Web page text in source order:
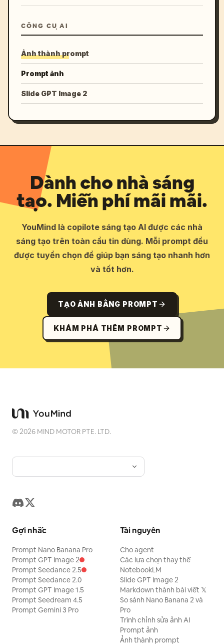
CÔNG CỤ AI
Ảnh thành prompt
Prompt ảnh
Slide GPT Image 2
Dành cho nhà sáng
tạo. Miễn phí mãi mãi.
YouMind là copilote sáng tạo AI được các nhà
sáng tạo trên toàn cầu tin dùng. Mỗi prompt đều
được tuyển chọn để giúp bạn sáng tạo nhanh hơn
và tốt hơn.
TẠO ẢNH BẰNG PROMPT
KHÁM PHÁ THÊM PROMPT
©2026 MIND MOTOR PTE. LTD.
Gợi nhắc
Prompt Nano Banana Pro
Prompt GPT Image 2
Prompt Seedance 2.5
Prompt Seedance 2.0
Prompt GPT Image 1.5
Prompt Seedream 4.5
Prompt Gemini 3 Pro
Tài nguyên
Cho agent
Các lựa chọn thay thế
NotebookLM
Slide GPT Image 2
Markdown thành bài viết 𝕏
So sánh Nano Banana 2 và
Pro
Trình chỉnh sửa ảnh AI
Prompt ảnh
Ảnh thành prompt